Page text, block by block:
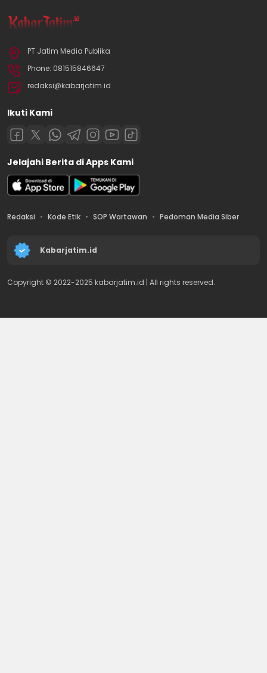
PT Jatim Media Publika
Phone: 081515846647
redaksi@kabarjatim.id
Ikuti Kami
Jelajahi Berita di Apps Kami
Redaksi Kode Etik SOP Wartawan Pedoman Media Siber
Kabarjatim.id
Copyright © 2022-2025 kabarjatim.id | All rights reserved.